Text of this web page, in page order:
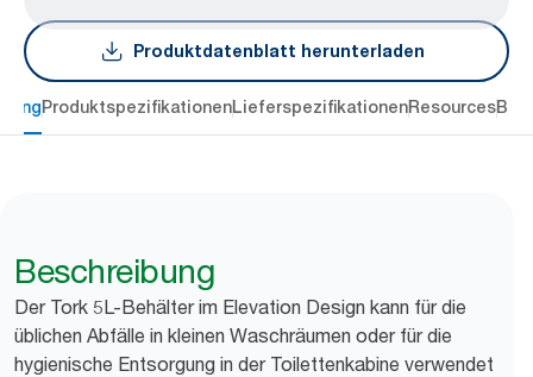
Produktdatenblatt herunterladen
ProduktspezifikationenLieferspezifikationenResources
Beschreibung
Der Tork 5L-Behälter im Elevation Design kann für die
üblichen Abfälle in kleinen Waschräumen oder für die
hygienische Entsorgung in der Toilettenkabine verwendet